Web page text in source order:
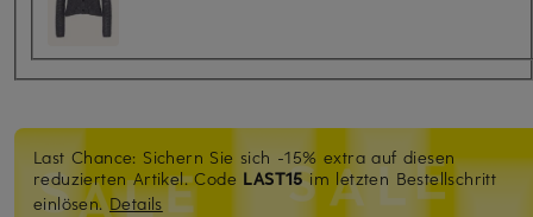
Last Chance: Sichern Sie sich -15% extra auf diesen
reduzierten Artikel. Code LAST15im letzten Bestellschritt
einlösen.Details